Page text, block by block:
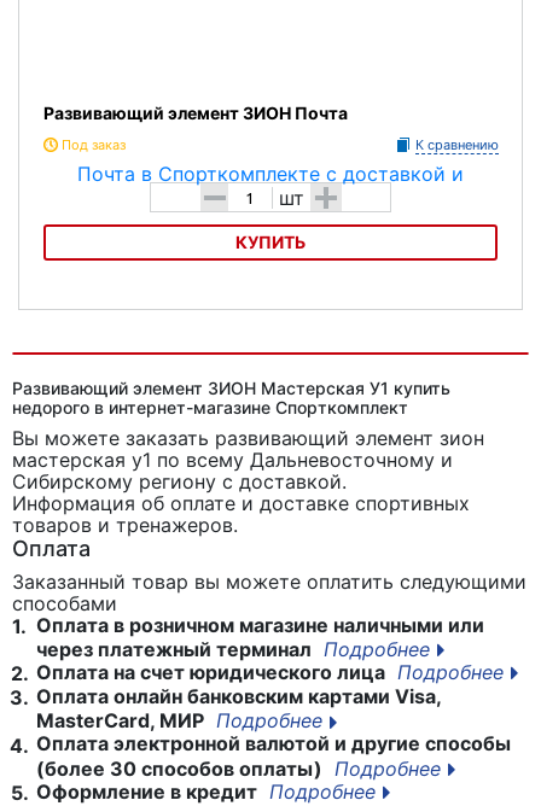
Развивающий элемент ЗИОН Почта
Под заказ К сравнению
- шт +
КУПИТЬ
Развивающий элемент ЗИОН Мастерская У1 купить
недорого в интернет-магазине Спорткомплект
Вы можете заказать развивающий элемент зион
мастерская у1 по всему Дальневосточному и
Сибирскому региону с доставкой.
Информация об оплате и доставке спортивных
товаров и тренажеров.
Оплата
Заказанный товар вы можете оплатить следующими
способами
1. Оплата в розничном магазине наличными или
через платежный терминал Подробнее
2. Оплата на счет юридического лица Подробнее
3. Оплата онлайн банковским картами Visa,
MasterCard, МИР Подробнее
4. Оплата электронной валютой и другие способы
(более 30 способов оплаты)
Подробнее
5. Оформление в кредит Подробнее